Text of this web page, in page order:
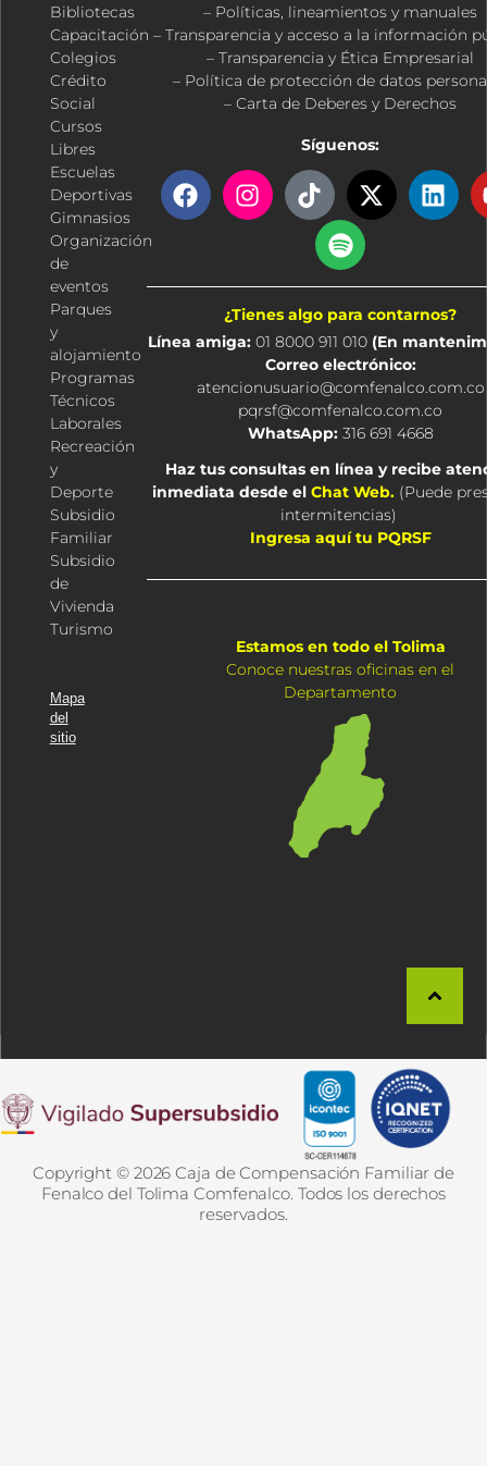
Bibliotecas
Capacitación
Colegios
Crédito
Social
Cursos
Libres
Escuelas
Deportivas
Gimnasios
Organización
de
eventos
Parques
y
alojamiento
Programas
Técnicos
Laborales
Recreación
y
Deporte
Subsidio
Familiar
Subsidio
de
Vivienda
Turismo
Mapa
del
sitio
– Políticas, lineamientos y manuales
– Transparencia y acceso a la información
– Transparencia y Ética Empresarial
– Política de protección de datos
– Carta de Deberes y Derechos
Síguenos:
F
a
b
o
k
I
n
a
g
r
a
m
T
i
k
o
k
X
-
i
t
t
e
r
L
i
e
d
i
n
S
p
o
t
i
f
y
¿Tienes algo para contarnos?
Línea amiga:01 8000 911 010 (En
Correo electrónico:
atencionusuario@comfenalco.com.co
pqrsf@comfenalco.com.co
WhatsApp:316 691 4668
Haz tus consultas en línea y recibe
inmediata desde el Chat Web. (Puede
intermitencias)
Ingresa aquí tu PQRSF
Estamos en todo el Tolima
Conoce nuestras oficinas en el
Departamento
Copyright © 2026 Caja de Compensación Familiar de
Fenalco del Tolima Comfenalco. Todos los derechos
reservados.